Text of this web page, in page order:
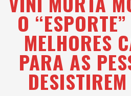
O
MELHORES
PARA AS